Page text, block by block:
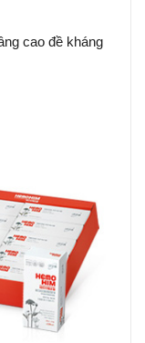
cao đề kháng